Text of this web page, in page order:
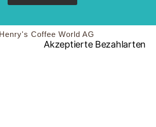
Coffee World AG